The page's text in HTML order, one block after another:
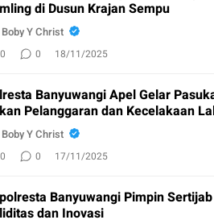
di Dusun Krajan Sempu
Boby Y Christ
0 0 18/11/2025
Banyuwangi Apel Gelar
Pelanggaran dan Kecelakaan
Boby Y Christ
0 0 17/11/2025
Banyuwangi Pimpin
dan Inovasi